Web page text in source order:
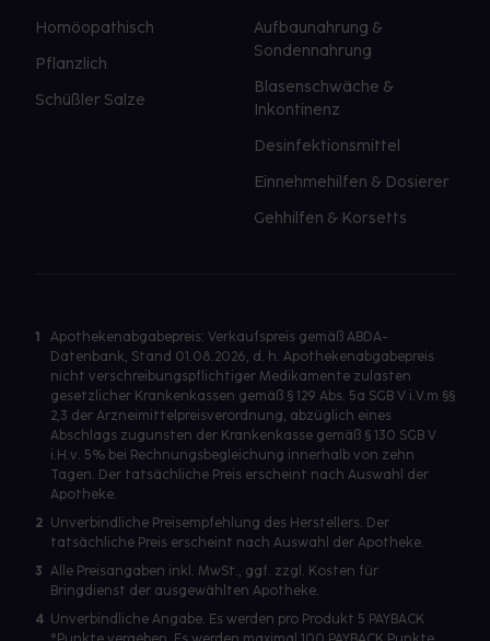
Homöopathisch
Pflanzlich
Schüßler Salze
Aufbaunahrung &
Sondennahrung
Blasenschwäche &
Inkontinenz
Desinfektionsmittel
Einnehmehilfen & Dosierer
Gehhilfen & Korsetts
1
Apothekenabgabepreis: Verkaufspreis gemäß ABDA-
Datenbank, Stand 01.08.2026, d. h. Apothekenabgabepreis
nicht verschreibungspflichtiger Medikamente zulasten
gesetzlicher Krankenkassen gemäß § 129 Abs. 5a SGB V i.V.m §§
2,3 der Arzneimittelpreisverordnung, abzüglich eines
Abschlags zugunsten der Krankenkasse gemäß § 130 SGB V
i.H.v. 5% bei Rechnungsbegleichung innerhalb von zehn
Tagen. Der tatsächliche Preis erscheint nach Auswahl der
Apotheke.
2 Unverbindliche Preisempfehlung des Herstellers. Der
tatsächliche Preis erscheint nach Auswahl der Apotheke.
3 Alle Preisangaben inkl. MwSt., ggf. zzgl. Kosten für
Bringdienst der ausgewählten Apotheke.
4 Unverbindliche Angabe. Es werden pro Produkt 5 PAYBACK